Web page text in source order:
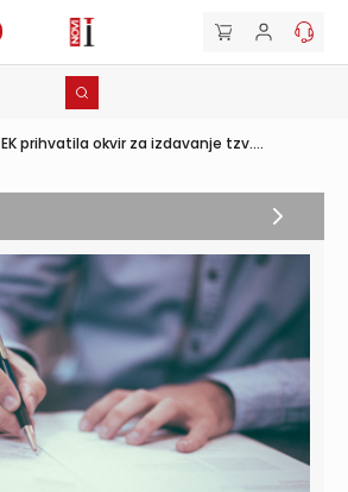
EK prihvatila okvir za izdavanje tzv....